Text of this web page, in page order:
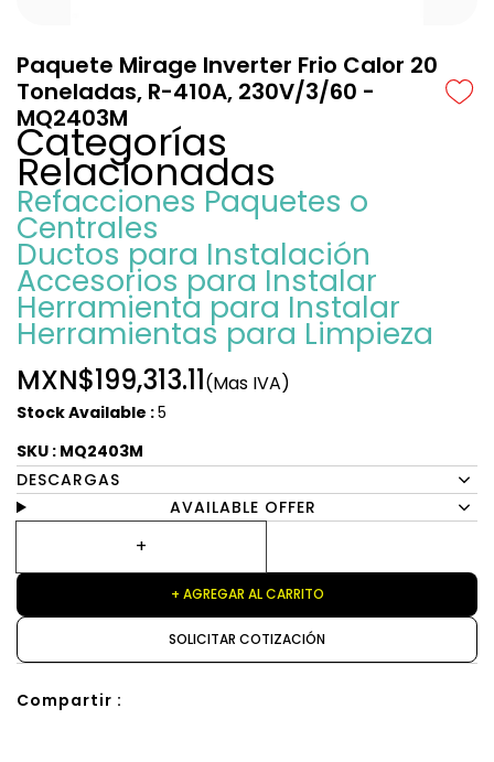
Paquete Mirage Inverter Frio Calor 20
Toneladas, R-410A, 230V/3/60 -
MQ2403M
Categorías
Relacionadas
Refacciones Paquetes o
Centrales
Ductos para Instalación
Accesorios para Instalar
Herramienta para Instalar
Herramientas para Limpieza
MXN$199,313.11(Mas IVA)
Stock Available :5
SKU : MQ2403M
DESCARGAS
AVAILABLE OFFER
+ AGREGAR AL CARRITO
SOLICITAR COTIZACIÓN
Compartir :